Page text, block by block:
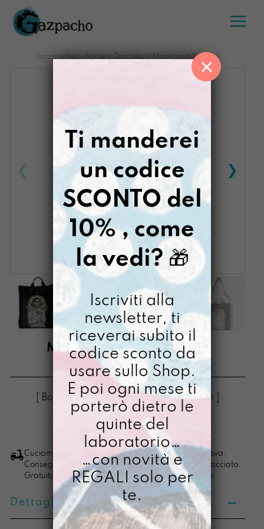
Salta
contenuto
Gazpacho> Borse > Tracolla > Manicona Natalia
MANICONA NATALIA
€95,00 Il
prezzo
originale
€ 95,00.
€45,00
Il
prezzo
attuale
€ 45,00.
[ Borse Borsa a tracolla: 36,5 x 32 x 6 cm ]
Manicona
Natalia
quantità
LO VOGLIO
Cuciamo ogni ordine nel nostro laboratorio di Padova.
Consegna in 4/5 giorni lavorativi, pacco sempre tracciato.
Gratuita per ordini di importo superiore ai 100 euro.
Dettagli prodotto
Ti manderei
un codice
SCONTO del
10% , come
la vedi? 🎁
Iscriviti alla
newsletter, ti
riceverai subito il
codice sconto da
usare sullo Shop.
E poi ogni mese ti
porterò dietro le
quinte del
laboratorio…
…con novità e
REGALI solo per
te.
×